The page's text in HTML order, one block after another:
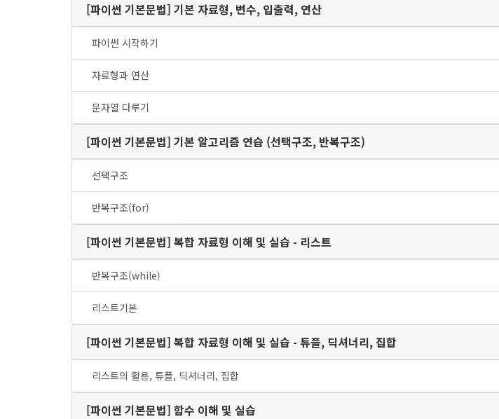
[파이썬 기본문법] 기본 자료형, 변수, 입출력, 연산
파이썬 시작하기
자료형과 연산
문자열 다루기
[파이썬 기본문법] 기본 알고리즘 연습 (선택구조, 반복구조)
선택구조
반복구조(for)
[파이썬 기본문법] 복합 자료형 이해 및 실습 - 리스트
반복구조(while)
리스트기본
[파이썬 기본문법] 복합 자료형 이해 및 실습 - 튜플, 딕셔너리, 집합
리스트의 활용, 튜플, 딕셔너리, 집합
[파이썬 기본문법] 함수 이해 및 실습